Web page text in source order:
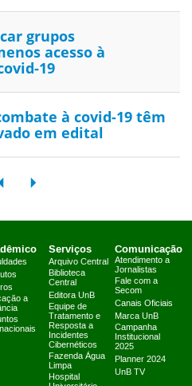
grupos
acesso à
19
à covid-19 têm
em edital
a
Serviços
Arquivo Central
Biblioteca
Central
Editora UnB
Equipe de
Tratamento e
Resposta a
Incidentes
Cibernéticos
Fazenda Água
Limpa
Hospital
Comunicação
Atendimento a
Jornalistas
Fale com a
Secom
Canais Oficiais
Marca UnB
Campanha
Institucional
2025
Planner 2024
UnB TV